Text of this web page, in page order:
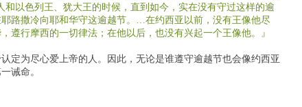
和以色列王、犹大王的时候，直到如今，实在没有守过这样的逾
路撒冷向耶和华守这逾越节。…在约西亚以前，没有王像他尽
遵行摩西的一切律法；在他以后，也没有兴起一个王像他。』
定为尽心爱上帝的人。因此，无论是谁遵守逾越节也会像约西亚
诫命。